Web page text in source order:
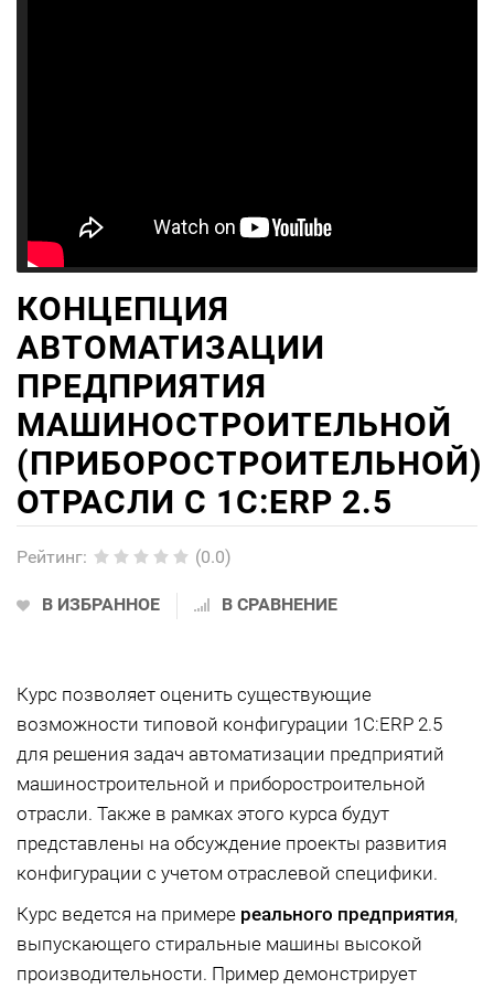
КОНЦЕПЦИЯ
АВТОМАТИЗАЦИИ
ПРЕДПРИЯТИЯ
МАШИНОСТРОИТЕЛЬНОЙ
(ПРИБОРОСТРОИТЕЛЬНОЙ)
ОТРАСЛИ С 1С:ERP 2.5
Рейтинг: (0.0)
В ИЗБРАННОЕ В СРАВНЕНИЕ
Курс позволяет оценить существующие
возможности типовой конфигурации 1С:ERP 2.5
для решения задач автоматизации предприятий
машиностроительной и приборостроительной
отрасли. Также в рамках этого курса будут
представлены на обсуждение проекты развития
конфигурации с учетом отраслевой специфики.
Курс ведется на примере реального предприятия,
выпускающего стиральные машины высокой
производительности. Пример демонстрирует